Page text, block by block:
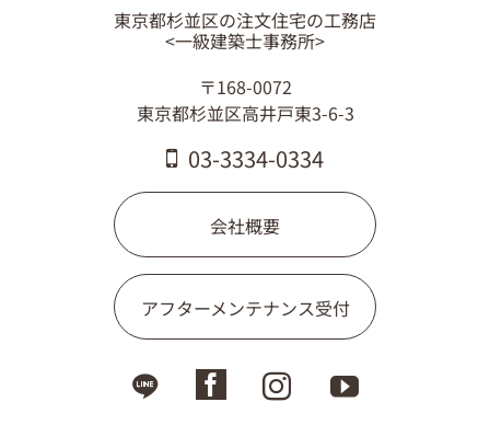
東京都杉並区の注文住宅の工務店
<一級建築士事務所>
〒168-0072
東京都杉並区高井戸東3-6-3
03-3334-0334
会社概要
アフターメンテナンス受付